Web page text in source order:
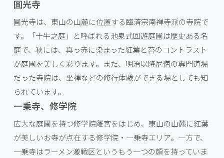
圓光寺
圓光寺は、東山の山麓に位置する臨済宗南禅寺派の寺院で
す。「十牛之庭」と呼ばれる池泉式回遊庭園は歴史ある名
庭で、秋には、真っ赤に染まった紅葉と苔のコントラスト
が庭園を美しく彩ります。また、明治以降尼僧の専門道場
だった寺院は、坐禅などの修行体験ができる場としても知
られています。
一乗寺、修学院
広大な庭園を持つ修学院離宮をはじめ、東山の山麓に紅葉
が美しいお寺が点在する修学院・一乗寺エリア。一方で、
一乗寺はラーメン激戦区というもう一つの顔を持っていま